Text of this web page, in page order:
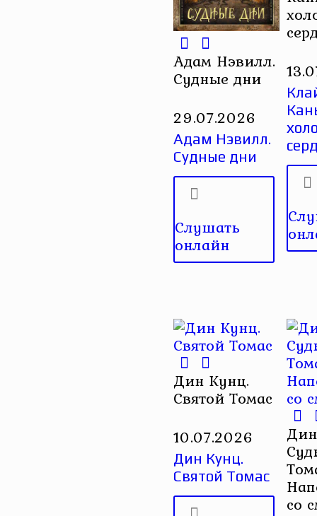
Адам Нэвилл.
Судные дни
29.07.2026
Адам Нэвилл.
Судные дни
Слушать
онлайн
Дин Кунц.
Святой Томас
10.07.2026
Дин Кунц.
Святой Томас
со